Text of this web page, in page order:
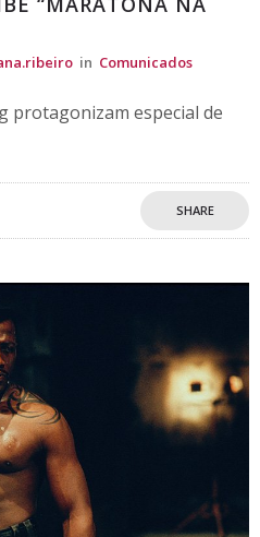
in Comunicados
protagonizam especial de
SHARE